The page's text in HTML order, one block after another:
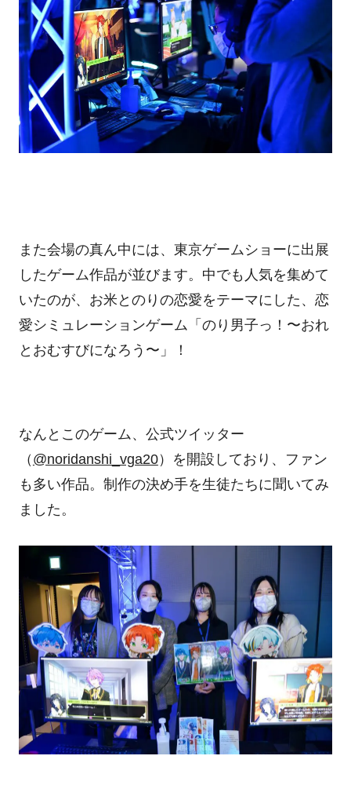
また会場の真ん中には、東京ゲームショーに出展
したゲーム作品が並びます。中でも人気を集めて
いたのが、お米とのりの恋愛をテーマにした、恋
愛シミュレーションゲーム「のり男子っ！〜おれ
とおむすびになろう〜」！
なんとこのゲーム、公式ツイッター
（ @noridanshi_vga20）を開設しており、ファン
も多い作品。制作の決め手を生徒たちに聞いてみ
ました。